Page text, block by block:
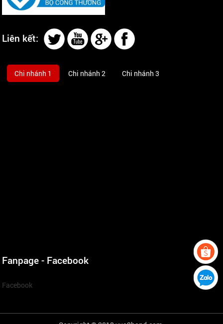
Liên kết:
Chi nhánh 1 Chi nhánh 2 Chi nhánh 3
Fanpage - Facebook
Facebook